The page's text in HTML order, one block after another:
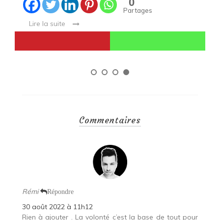
0
Lire la suite
Commentaires
Rémi Répondre
30 août 2022 à 11h12
Rien à ajouter . La volonté c’est la base de tout pour